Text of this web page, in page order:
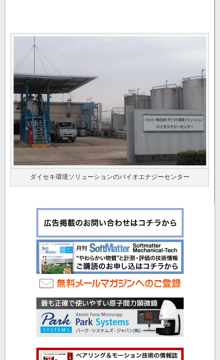
ダイセキ環境ソリューションのバイオエナジーセンター